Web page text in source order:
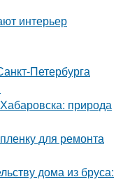
интерьер
Петербурга
природа
для ремонта
дома из бруса: